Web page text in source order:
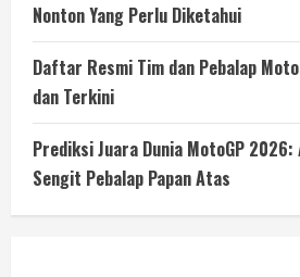
Nonton Yang Perlu Diketahui
Daftar Resmi Tim dan Pebalap
dan Terkini
Prediksi Juara Dunia MotoGP
Sengit Pebalap Papan Atas